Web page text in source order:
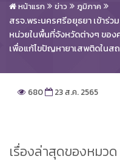
หน้าแรก ข่าว ภูมิภาค
สรจ.พระนครศรีอยุธยา เข้าร่
หน่วยในพื้นที่จังหวัดต่างๆ ขอ
เพื่อแก้ไขปัญหายาเสพติดในส
680 23 ส.ค. 2565
เรื่องล่าสุดของหมวด